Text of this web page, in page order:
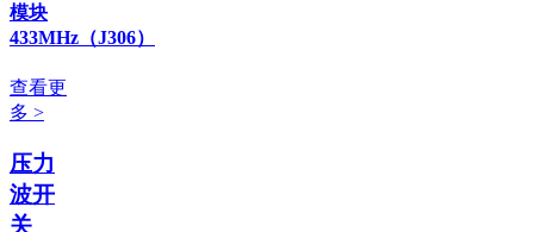
模块
433MHz（J306）
查看更
多 >
压力
波开
关